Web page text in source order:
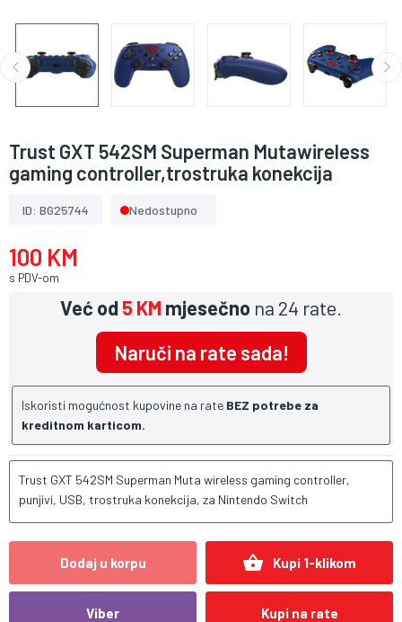
Trust GXT 542SM Superman Mutawireless
gaming controller,trostruka konekcija
ID: BG25744 Nedostupno
100 KM
s PDV-om
Već od5 KM mjesečno na 24 rate.
Naruči na rate sada!
Iskoristi mogućnost kupovine na rate BEZ potrebe za
kreditnom karticom.
Trust GXT 542SM Superman Muta wireless gaming controller,
punjivi, USB, trostruka konekcija, za Nintendo Switch
Dodaj u korpu shopping_basket Kupi 1-klikom
Viber Kupi na rate